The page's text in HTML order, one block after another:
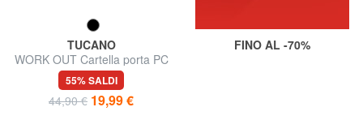
TUCANO
WORK OUT Cartella porta PC
13"
55% SALDI
44,90 € 19,99 €
FINO AL -70%